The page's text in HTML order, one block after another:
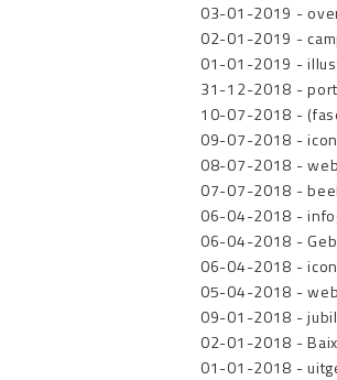
03-01-2019 -
02-01-2019 -
01-01-2019 -
31-12-2018 -
10-07-2018 -
09-07-2018 -
08-07-2018 -
07-07-2018 -
06-04-2018 -
06-04-2018 -
06-04-2018 -
05-04-2018 -
09-01-2018 -
02-01-2018 -
01-01-2018 -